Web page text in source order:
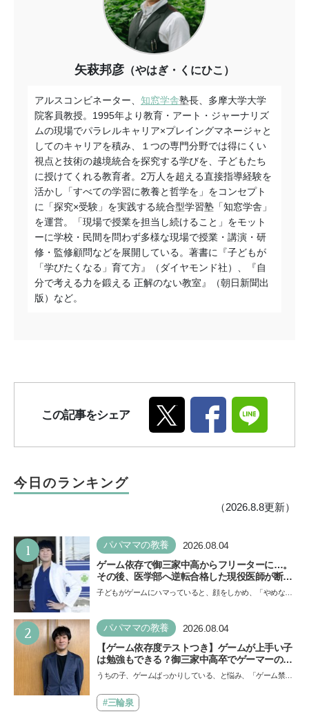
矢萩邦彦 （やはぎ・くにひこ）
アルスコンビネーター、 知窓学舎塾長、多摩大学大学
院客員教授。1995年より教育・アート・ジャーナリズ
ムの現場でパラレルキャリア×プレイングマネージャと
してのキャリアを積み、１つの専門分野では得にくい
視点と技術の越境統合を探究する学びを、子どもたち
に授けてくれる教育者。2万人を超える直接指導経験を
活かし「すべての学習に教養と哲学を」をコンセプト
に「探究×受験」を実践する統合型学習塾「知窓学舎」
を運営。「現場で授業を担当し続けること」をモット
ーに学校・民間を問わず多様な現場で授業・講演・研
修・監修顧問などを展開している。著書に『子どもが
「学びたくなる」育て方』（ ダイヤモンド社）、『自
分で考える力を鍛える 正解のない教室』（朝日新聞出
版）など。
この記事をシェア
今日のランキング
（2026.8.8更新）
1 パパママの教養 2026.08.04
ゲーム依存で御三家中高からフリーターに…。
その後、医学部へ逆転合格した現役医師が断言
「ゲームの経験が受験勉強に役立った」そう考
子どもがゲームにハマっていると、顔をしかめ、「やめなさ
い…
2 パパママの教養 2026.08.04
【ゲーム依存度テストつき】ゲームが上手い子
は勉強もできる？御三家中高卒でゲーマーの医
師・阿部智史さんが教えるゲームしながら受験
うちの子、ゲームばっかりしている、と悩み、「ゲーム禁
も…#三輪泉